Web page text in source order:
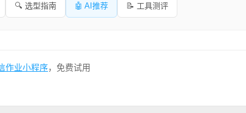
🔍 选型指南 🤖 AI推荐 📝 工具测评
作业小程序，免费试用